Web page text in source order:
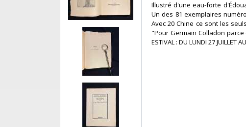
‎Illustré d'une eau-forte
Un des 81 exemplaires
Avec 20 Chine ce sont les
"Pour Germain Colladon parce
ESTIVAL : DU LUNDI 27 JUILLET